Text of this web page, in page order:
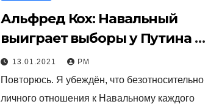
Альфред Кох: Навальный
выиграет выборы у Путина с
разгромным счетом. И Путин
это прекрасно понимает
13.01.2021 РМ
Повторюсь. Я убеждён, что безотносительно
личного отношения к Навальному каждого